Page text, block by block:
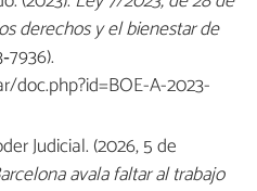
derechos y el bienestar de
doc.php?id=BOE-A-2023-
Judicial. (2026, 5 de
avala faltar al trabajo